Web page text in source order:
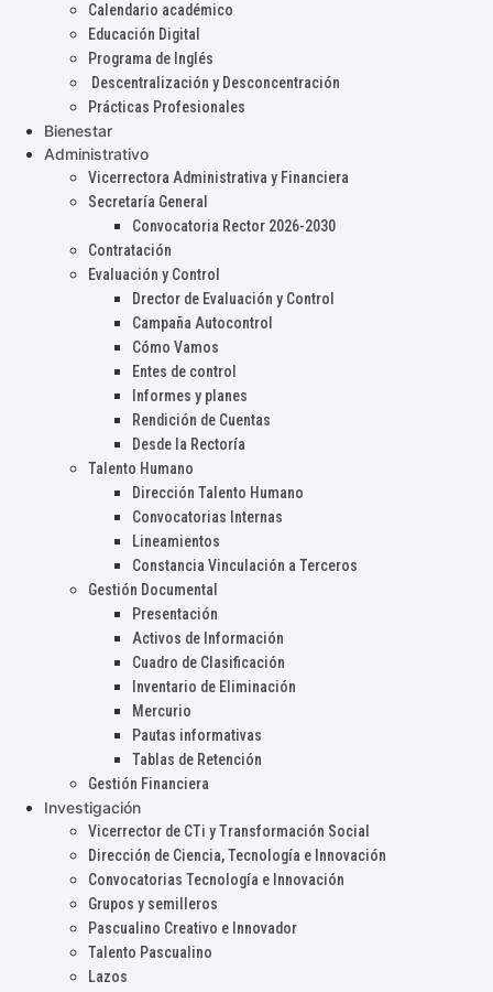
Calendario académico
Educación Digital
Programa de Inglés
Descentralización y Desconcentración
Prácticas Profesionales
Bienestar
Administrativo
Vicerrectora Administrativa y Financiera
Secretaría General
Convocatoria Rector 2026-2030
Contratación
Evaluación y Control
Drector de Evaluación y Control
Campaña Autocontrol
Cómo Vamos
Entes de control
Informes y planes
Rendición de Cuentas
Desde la Rectoría
Talento Humano
Dirección Talento Humano
Convocatorias Internas
Lineamientos
Constancia Vinculación a Terceros
Gestión Documental
Presentación
Activos de Información
Cuadro de Clasificación
Inventario de Eliminación
Mercurio
Pautas informativas
Tablas de Retención
Gestión Financiera
Investigación
Vicerrector de CTi y Transformación Social
Dirección de Ciencia, Tecnología e Innovación
Convocatorias Tecnología e Innovación
Grupos y semilleros
Pascualino Creativo e Innovador
Talento Pascualino
Lazos